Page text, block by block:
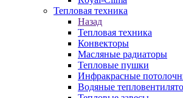
Тепловая техника
Назад
Тепловая техника
Конвекторы
Масляные радиаторы
Тепловые пушки
Инфракрасные
Водяные